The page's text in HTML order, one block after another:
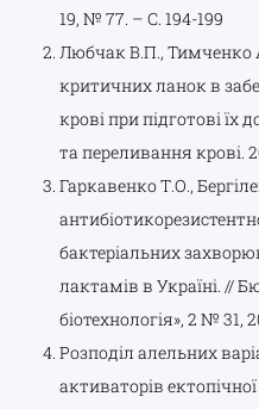
19, № 77. – С. 194-199
Любчак В.П., Тимченко
критичних ланок в
крові при підготові їх
та переливання крові.
Гаркавенко Т.О.,
бактеріальних
лактамів в Україні. //
біотехнологія», 2 № 31,
Розподіл алельних
активаторів